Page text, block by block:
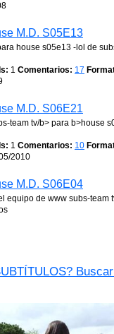
M.D. S05E13
house s05e13 -lol de
1 Comentarios: 17
M.D. S06E21
team tv/b> para b>house
1 Comentarios: 10
2010
M.D. S06E04
equipo de www subs-team